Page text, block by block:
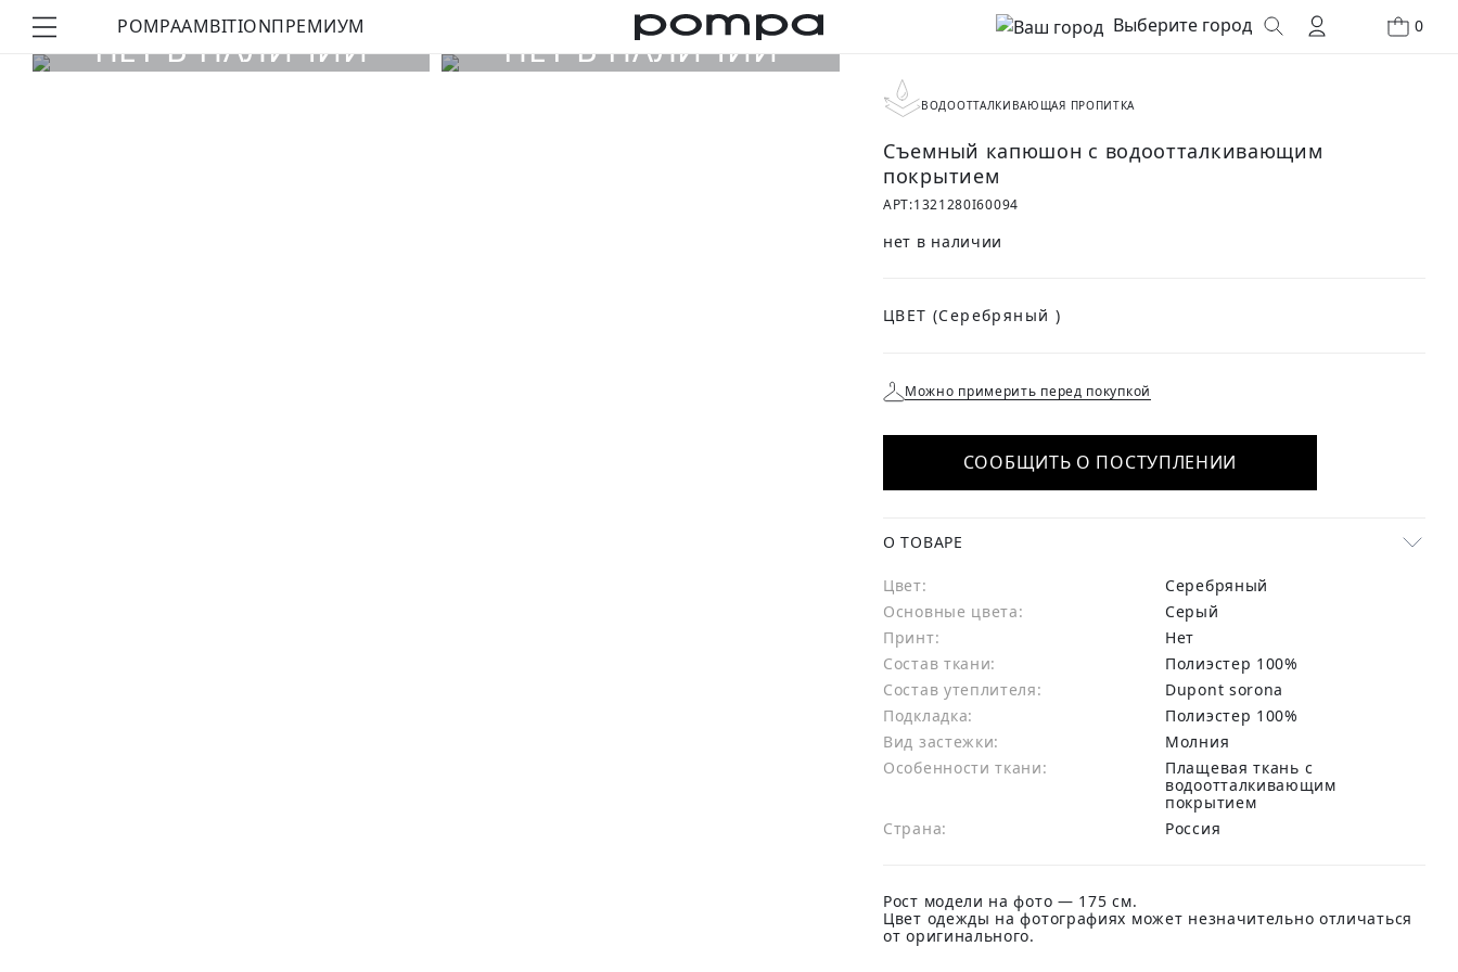
POMPAAMBITIONПРЕМИУМ Выберите город 0
ВОДООТТАЛКИВАЮЩАЯ ПРОПИТКА
Съемный капюшон с водоотталкивающим
покрытием
АРТ:1321280I60094
нет в наличии
ЦВЕТ (Серебряный )
Можно примерить перед покупкой
СООБЩИТЬ О ПОСТУПЛЕНИИ
О ТОВАРЕ
Цвет:
Серебряный
Основные цвета:
серый
Принт:
Нет
Состав ткани:
полиэстер 100%
Состав утеплителя:
Dupont sorona
Подкладка:
Полиэстер 100%
Вид застежки:
Молния
Особенности ткани:
Плащевая ткань с
водоотталкивающим
покрытием
Страна:
Россия
Рост модели на фото — 175 см.
Цвет одежды на фотографиях может незначительно отличаться
от оригинального.